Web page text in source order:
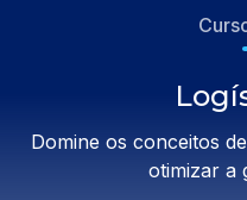
Domine os conceitos
otimizar a